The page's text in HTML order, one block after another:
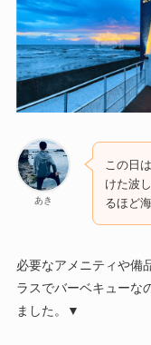
あき
この日
けた波
るほど
必要なアメニティや備
ラスでバーベキューな
ました。▼